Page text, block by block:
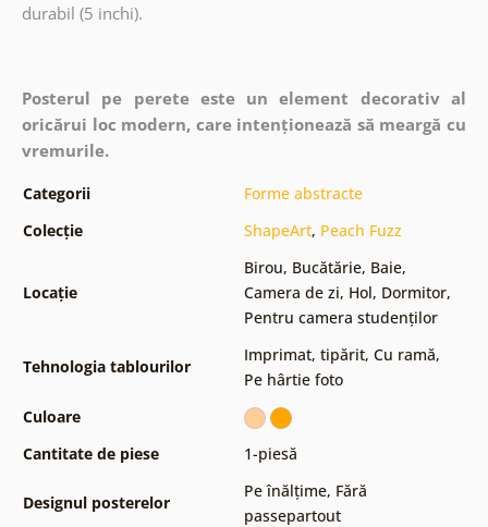
durabil (5 inchi).
Posterul pe perete este un element decorativ al
oricărui loc modern, care intenționează să meargă cu
vremurile.
Categorii
Forme abstracte
Colecție
ShapeArt, Peach Fuzz
Locație
Birou, Bucătărie, Baie,
Camera de zi, Hol, Dormitor,
Pentru camera studenților
Tehnologia tablourilor
Imprimat, tipărit, Cu ramă,
Pe hârtie foto
Culoare
Cantitate de piese
1-piesă
Designul posterelor
Pe înălțime, Fără
passepartout